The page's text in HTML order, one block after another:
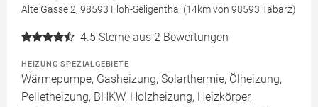
Alte Gasse 2, 98593 Floh-Seligenthal (14km von 98593 Tabarz)
4.5 Sterne aus 2 Bewertungen
HEIZUNG SPEZIALGEBIETE
Wärmepumpe, Gasheizung, Solarthermie, Ölheizung,
Pelletheizung, BHKW, Holzheizung, Heizkörper,